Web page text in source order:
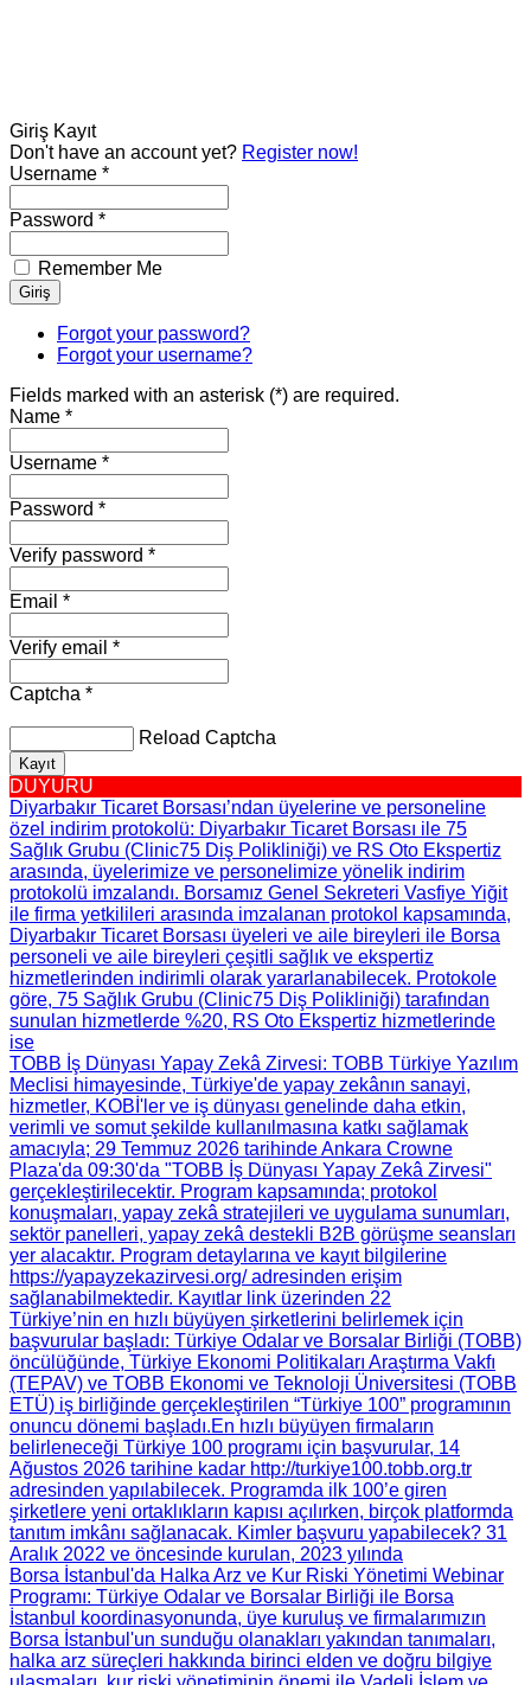
Giriş Kayıt
Don't have an account yet? Register now!
Username *
Password *
Remember Me
Forgot your password?
Forgot your username?
Fields marked with an asterisk (*) are required.
Name *
Username *
Password *
Verify password *
Email *
Verify email *
Captcha *
Reload Captcha
Kayıt
DUYURU
Diyarbakır Ticaret Borsası’ndan üyelerine ve personeline
özel indirim protokolü: Diyarbakır Ticaret Borsası ile 75
Sağlık Grubu (Clinic75 Diş Polikliniği) ve RS Oto Ekspertiz
arasında, üyelerimize ve personelimize yönelik indirim
protokolü imzalandı. Borsamız Genel Sekreteri Vasfiye Yiğit
ile firma yetkilileri arasında imzalanan protokol kapsamında,
Diyarbakır Ticaret Borsası üyeleri ve aile bireyleri ile Borsa
personeli ve aile bireyleri çeşitli sağlık ve ekspertiz
hizmetlerinden indirimli olarak yararlanabilecek. Protokole
göre, 75 Sağlık Grubu (Clinic75 Diş Polikliniği) tarafından
sunulan hizmetlerde %20, RS Oto Ekspertiz hizmetlerinde
ise
TOBB İş Dünyası Yapay Zekâ Zirvesi: TOBB Türkiye Yazılım
Meclisi himayesinde, Türkiye'de yapay zekânın sanayi,
hizmetler, KOBİ'ler ve iş dünyası genelinde daha etkin,
verimli ve somut şekilde kullanılmasına katkı sağlamak
amacıyla; 29 Temmuz 2026 tarihinde Ankara Crowne
Plaza'da 09:30'da "TOBB İş Dünyası Yapay Zekâ Zirvesi"
gerçekleştirilecektir. Program kapsamında; protokol
konuşmaları, yapay zekâ stratejileri ve uygulama sunumları,
sektör panelleri, yapay zekâ destekli B2B görüşme seansları
yer alacaktır. Program detaylarına ve kayıt bilgilerine
https://yapayzekazirvesi.org/ adresinden erişim
sağlanabilmektedir. Kayıtlar link üzerinden 22
Türkiye’nin en hızlı büyüyen şirketlerini belirlemek için
başvurular başladı: Türkiye Odalar ve Borsalar Birliği (TOBB)
öncülüğünde, Türkiye Ekonomi Politikaları Araştırma Vakfı
(TEPAV) ve TOBB Ekonomi ve Teknoloji Üniversitesi (TOBB
ETÜ) iş birliğinde gerçekleştirilen “Türkiye 100” programının
onuncu dönemi başladı.​ En hızlı büyüyen firmaların
belirleneceği Türkiye 100 programı için başvurular, 14
Ağustos 2026 tarihine kadar http://turkiye100.tobb.org.tr
adresinden yapılabilecek. Programda ilk 100’e giren
şirketlere yeni ortaklıkların kapısı açılırken, birçok platformda
tanıtım imkânı sağlanacak. Kimler başvuru yapabilecek? 31
Aralık 2022 ve öncesinde kurulan, 2023 yılında
Borsa İstanbul'da Halka Arz ve Kur Riski Yönetimi Webinar
Programı: Türkiye Odalar ve Borsalar Birliği ile Borsa
İstanbul koordinasyonunda, üye kuruluş ve firmalarımızın
Borsa İstanbul'un sunduğu olanakları yakından tanımaları,
halka arz süreçleri hakkında birinci elden ve doğru bilgiye